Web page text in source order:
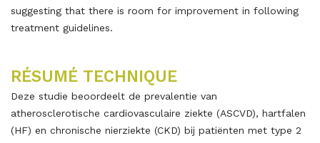
suggesting that there is room for improvement in following
treatment guidelines.
RÉSUMÉ TECHNIQUE
Deze studie beoordeelt de prevalentie van
atherosclerotische cardiovasculaire ziekte (ASCVD), hartfalen
(HF) en chronische nierziekte (CKD) bij patiënten met type 2